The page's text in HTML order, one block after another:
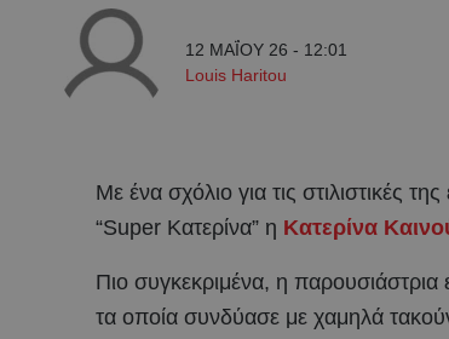
12 ΜΑΪ́ΟΥ 26 - 12:01
Louis Haritou
Με ένα σχόλιο για τις στιλιστικές
“Super Κατερίνα” η Κατερίνα
Πιο συγκεκριμένα, η
τα οποία συνδύασε με χαμηλά